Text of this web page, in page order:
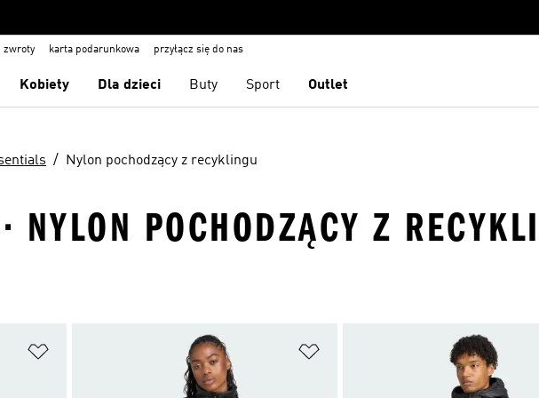
zwroty karta podarunkowa przyłącz się do nas
Kobiety Dla dzieci Buty Sport Outlet
Nylon pochodzący z recyklingu
NYLON POCHODZĄCY Z